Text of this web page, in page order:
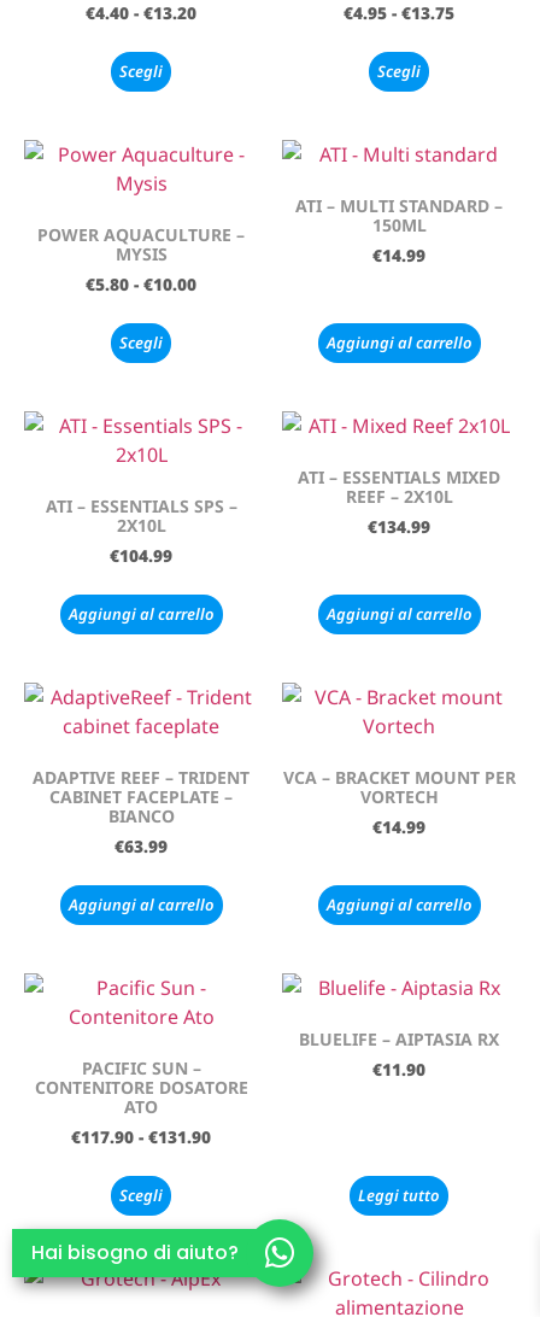
€4.40 - €13.20
Scegli
€4.95 - €13.75
Scegli
POWER AQUACULTURE –
MYSIS
€5.80 - €10.00
Scegli
ATI – MULTI STANDARD –
150ML
€14.99
Aggiungi al carrello
ATI – ESSENTIALS SPS –
2X10L
€104.99
Aggiungi al carrello
ATI – ESSENTIALS MIXED
REEF – 2X10L
€134.99
Aggiungi al carrello
ADAPTIVE REEF – TRIDENT
CABINET FACEPLATE –
BIANCO
€63.99
Aggiungi al carrello
VCA – BRACKET MOUNT PER
VORTECH
€14.99
Aggiungi al carrello
PACIFIC SUN –
CONTENITORE DOSATORE
ATO
€117.90 - €131.90
Scegli
BLUELIFE – AIPTASIA RX
€11.90
Leggi tutto
Hai bisogno di aiuto?